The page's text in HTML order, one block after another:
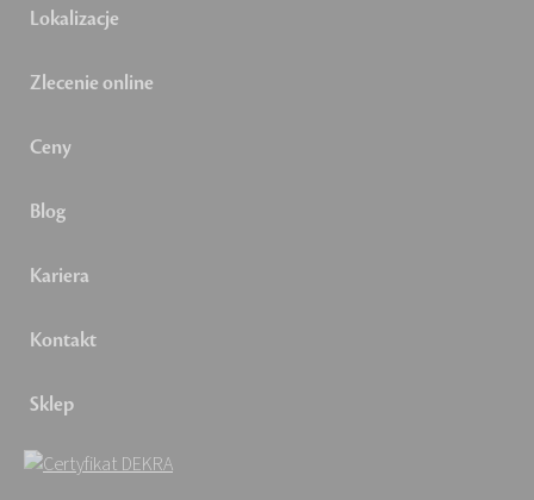
Lokalizacje
Zlecenie online
Ceny
Blog
Kariera
Kontakt
Sklep